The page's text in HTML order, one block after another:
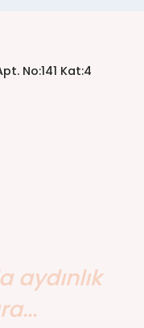
No:141 Kat:4
aydınlık